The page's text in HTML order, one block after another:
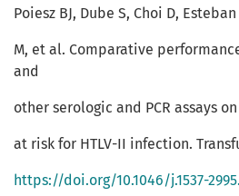
Poiesz BJ, Dube S, Choi D,
M, et al. Comparative
and
other serologic and PCR assays
at risk for HTLV-II infection.
https://doi.org/10.1046/j.1537-